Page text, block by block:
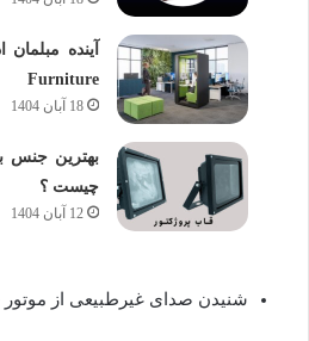
Furniture
18 آبان 1404
بهترین جنس
چیست ؟
12 آبان 1404
شنیدن صدای غیرطبیعی از